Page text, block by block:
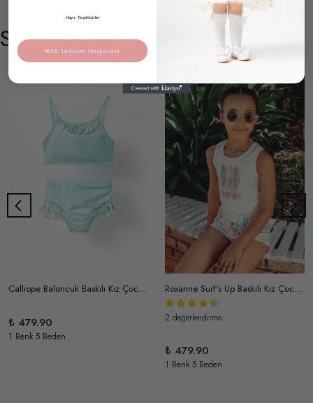
Stilini Tamamla
Calliope Baloncuk Baskılı Kız Çocuk Mayo Bikini Takım
₺ 479.90
1 Renk 5 Beden
Roxanne Surf's Up Baskılı Kız Çocuk Şortlu Mayo Bikini Takım
2 değerlendirme
₺ 479.90
1 Renk 5 Beden
Hayır, Teşekkürler
%10 İndirim İstiyorum